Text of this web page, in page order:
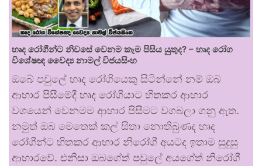
හෘද රෝගීන්ට නිවසේ වෙනම කෑම පිසිය යුතුද? – හෘද රෝග
විශේෂඥ වෛද්‍ය නාමල් විජයසිංහ
ඔබේ පවුලේ හෘද රෝගියෙකු සිටින්නේ නම් ඔබ
ආහාර පිසීමේදී හෘද රෝගියාට හිතකර ආහාර
වශයෙන් වෙනමම ආහාර පිසීමට වගබලා ගනු ඇත.
නමුත් ඔබ මෙතෙක් කල් සිතා නොතිබුණද හෘද
රෝගීන්ට හිතකර ආහාර නිරෝගී අයටද ඉතාම සුදුසු
ආහාරවේ. එනිසා ඔබගේත් පවුලේ අයගේත් නිරෝගී